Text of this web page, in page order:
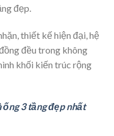
đẹp.
thiết kế hiện đại, hệ
đều trong không
khối kiến trúc rộng
ống 3 tầng đẹp nhất